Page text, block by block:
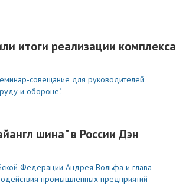
итоги реализации комплекса
совещание для руководителей
и обороне".
шина" в России Дэн
Федерации Андрея Вольфа и глава
промышленных предприятий